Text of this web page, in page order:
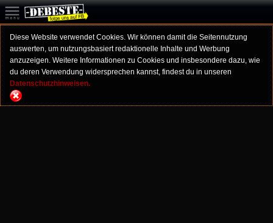
Diese Website verwendet Cookies. Wir können damit die Seitennutzung
auswerten, um nutzungsbasiert redaktionelle Inhalte und Werbung
anzuzeigen. Weitere Informationen zu Cookies und insbesondere dazu, wie
du deren Verwendung widersprechen kannst, findest du in unseren
Datenschutzhinweisen.